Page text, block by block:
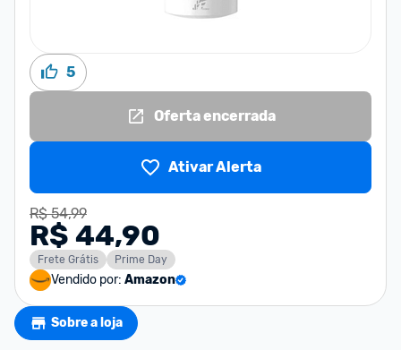
5
Oferta encerrada
Ativar Alerta
R$ 54,99
R$ 44,90
Frete Grátis Prime Day
Vendido por: Amazon
Sobre a loja